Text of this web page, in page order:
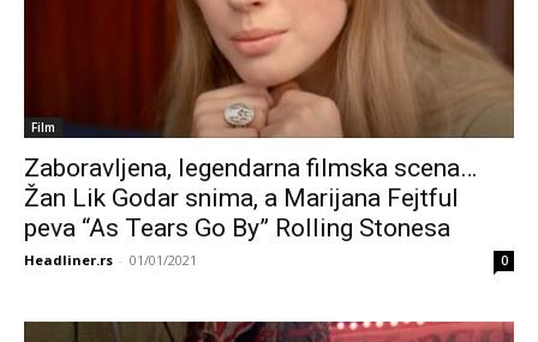
Film
Zaboravljena, legendarna filmska scena…
Žan Lik Godar snima, a Marijana Fejtful
peva “As Tears Go By” Rolling Stonesa
Headliner.rs - 01/01/2021 0